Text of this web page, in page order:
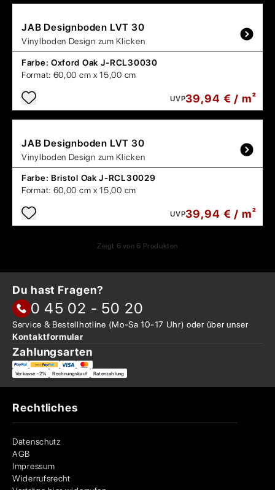
JAB Designboden LVT 30
Vinylboden Design zum Klicken
Farbe: Oxford Oak J-RCL30030
Format: 60,00 cm x 15,00 cm
UVP39,94 € / m²
JAB Designboden LVT 30
Vinylboden Design zum Klicken
Farbe: Bristol Oak J-RCL30029
Format: 60,00 cm x 15,00 cm
UVP39,94 € / m²
Zeigt 6 von 6 Produkten
Du hast Fragen?
0 45 02 - 50 20
Service & Bestellhotline (Mo-Sa 10-17 Uhr) oder überunser
Kontaktformular
Zahlungsarten
Vorkasse -2% Rechnungskauf Ratenzahlung
Rechtliches
Datenschutz
AGB
Impressum
Widerrufsrecht